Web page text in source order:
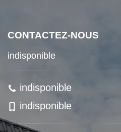
CONTACTEZ-NOUS
indisponible
indisponible
indisponible